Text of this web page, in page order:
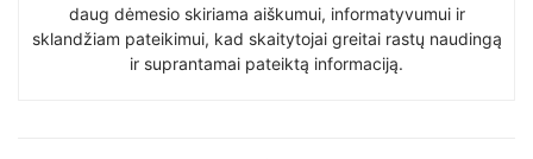
daug dėmesio skiriama aiškumui, informatyvumui ir
sklandžiam pateikimui, kad skaitytojai greitai rastų naudingą
ir suprantamai pateiktą informaciją.